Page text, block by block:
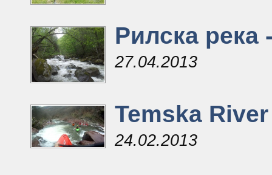
Рилска река
27.04.2013
Temska River
24.02.2013